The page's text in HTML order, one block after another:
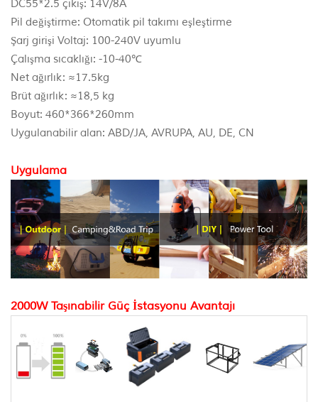
DC55*2.5 çıkış: 14V/8A
Pil değiştirme: Otomatik pil takımı eşleştirme
Şarj girişi Voltaj: 100-240V uyumlu
Çalışma sıcaklığı: -10-40℃
Net ağırlık: ≈17.5kg
Brüt ağırlık: ≈18,5 kg
Boyut: 460*366*260mm
Uygulanabilir alan: ABD/JA, AVRUPA, AU, DE, CN
Uygulama
2000W Taşınabilir Güç İstasyonu Avantajı